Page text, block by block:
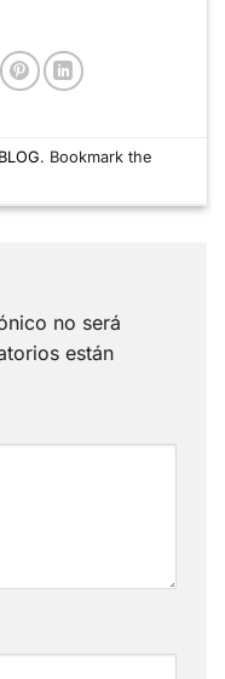
. Bookmark the
no será
están